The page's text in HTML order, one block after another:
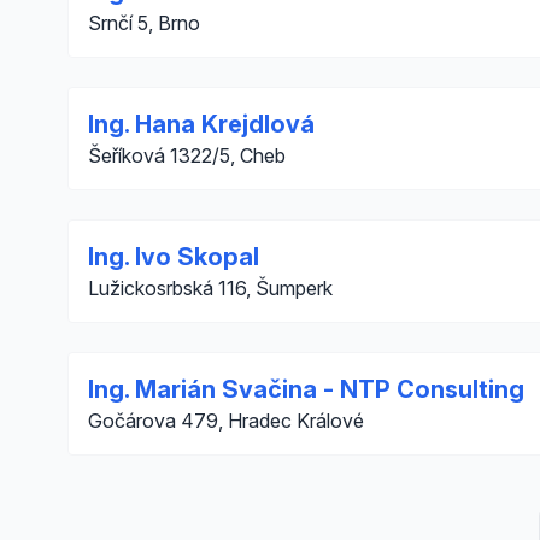
Srnčí 5, Brno
Ing. Hana Krejdlová
Šeříková 1322/5, Cheb
Ing. Ivo Skopal
Lužickosrbská 116, Šumperk
Ing. Marián Svačina - NTP Consulting
Gočárova 479, Hradec Králové